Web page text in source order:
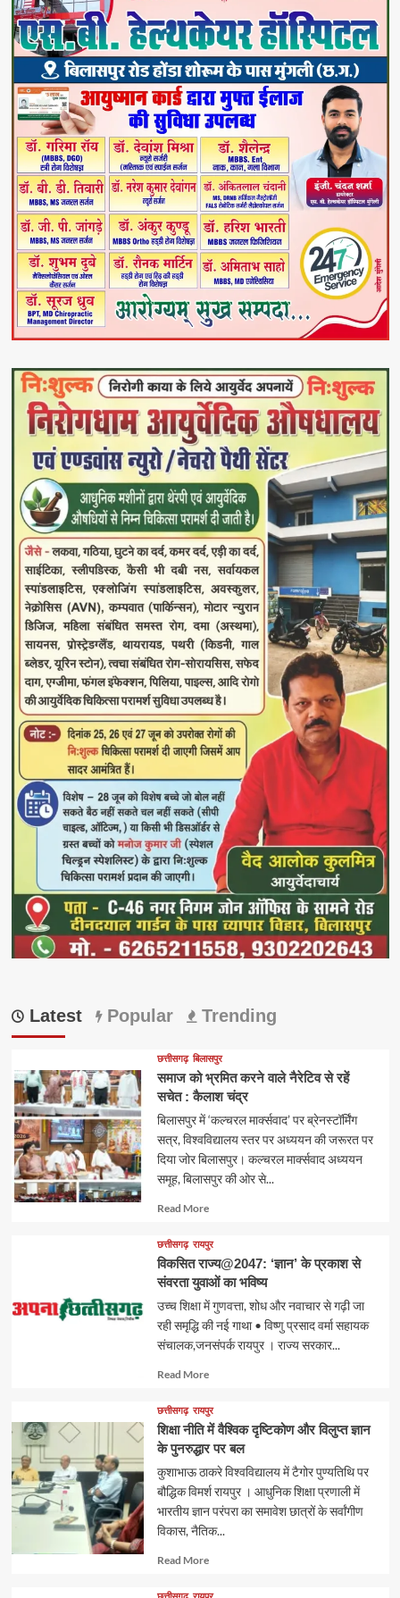
Latest Popular Trending
छत्तीसगढ़ बिलासपुर
समाज को भ्रमित करने वाले नैरेटिव से रहें
सचेत : कैलाश चंद्र
बिलासपुर में ‘कल्चरल मार्क्सवाद’ पर ब्रेनस्टॉर्मिंग
सत्र, विश्वविद्यालय स्तर पर अध्ययन की जरूरत पर
दिया जोर बिलासपुर। कल्चरल मार्क्सवाद अध्ययन
समूह, बिलासपुर की ओर से...
Read MoreRead
about
छत्तीसगढ़ रायपुर
विकसित राज्य@2047: ‘ज्ञान’ के प्रकाश से
संवरता युवाओं का भविष्य
उच्च शिक्षा में गुणवत्ता, शोध और नवाचार से गढ़ी जा
रही समृद्धि की नई गाथा • विष्णु प्रसाद वर्मा सहायक
संचालक,जनसंपर्क रायपुर । राज्य सरकार...
Read MoreRead
about
छत्तीसगढ़ रायपुर
शिक्षा नीति में वैश्विक दृष्टिकोण और विलुप्त ज्ञान
के पुनरुद्धार पर बल
कुशाभाऊ ठाकरे विश्वविद्यालय में टैगोर पुण्यतिथि पर
बौद्धिक विमर्श रायपुर । आधुनिक शिक्षा प्रणाली में
भारतीय ज्ञान परंपरा का समावेश छात्रों के सर्वांगीण
विकास, नैतिक...
Read MoreRead
about